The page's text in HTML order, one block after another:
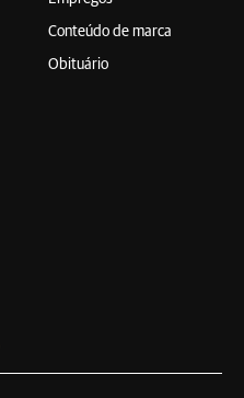
Conteúdo de marca
Obituário